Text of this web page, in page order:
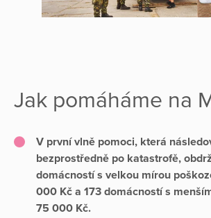
Jak pomáháme na
V první vlně pomoci, která
bezprostředně po katastrofě,
domácností s velkou mírou
000 Kč a 173 domácností s
75 000 Kč.